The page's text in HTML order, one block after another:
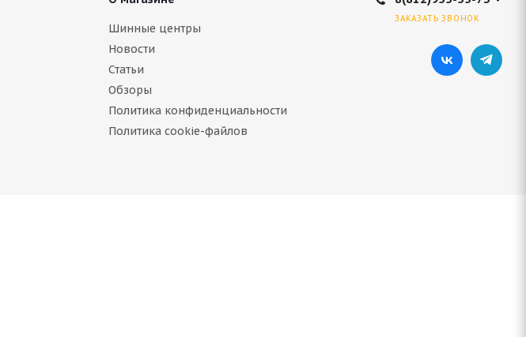
Шинные центры
Новости
Статьи
Обзоры
Политика конфиденциальности
Политика cookie-файлов
ЗАКАЗАТЬ ЗВОНОК